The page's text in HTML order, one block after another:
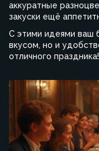
аккуратные
закуски ещё
С этими идеями ваш
вкусом, но и
отличного праздника!